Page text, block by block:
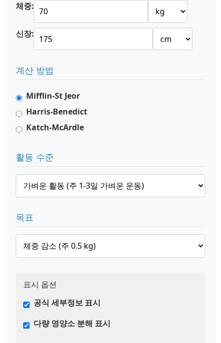
체중:
신장:
계산 방법
Mifflin-St Jeor
Harris-Benedict
Katch-McArdle
활동 수준
목표
표시 옵션
공식 세부정보 표시
다량 영양소 분해 표시